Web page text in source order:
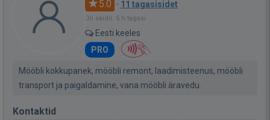
5.0 · 11 tagasisidet
Oli saidil: 5 h tagasi
Eesti keeles
PRO
Mööbli kokkupanek, mööbli remont, laadimisteenus, mööbli
transport ja paigaldamine, vana mööbli äravedu.
Kontaktid